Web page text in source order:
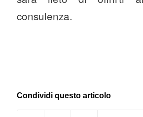
consulenza.
Condividi questo articolo